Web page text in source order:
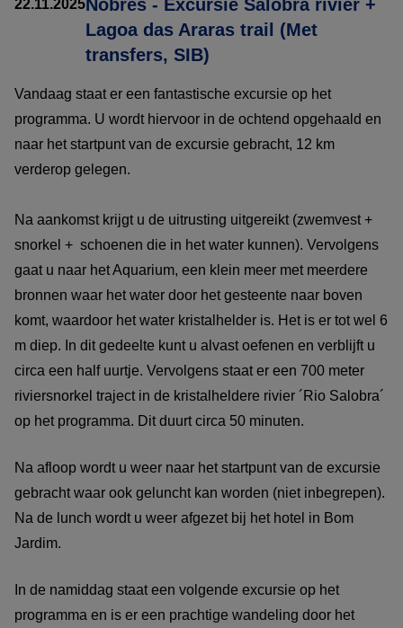
22.11.2025 Nobres - Excursie Salobra rivier +
Lagoa das Araras trail (Met
transfers, SIB)
Vandaag staat er een fantastische excursie op het
programma. U wordt hiervoor in de ochtend opgehaald en
naar het startpunt van de excursie gebracht, 12 km
verderop gelegen.
Na aankomst krijgt u de uitrusting uitgereikt (zwemvest +
snorkel + schoenen die in het water kunnen). Vervolgens
gaat u naar het Aquarium, een klein meer met meerdere
bronnen waar het water door het gesteente naar boven
komt, waardoor het water kristalhelder is. Het is er tot wel 6
m diep. In dit gedeelte kunt u alvast oefenen en verblijft u
circa een half uurtje. Vervolgens staat er een 700 meter
riviersnorkel traject in de kristalheldere rivier ´Rio Salobra´
op het programma. Dit duurt circa 50 minuten.
Na afloop wordt u weer naar het startpunt van de excursie
gebracht waar ook geluncht kan worden (niet inbegrepen).
Na de lunch wordt u weer afgezet bij het hotel in Bom
Jardim.
In de namiddag staat een volgende excursie op het
programma en is er een prachtige wandeling door het